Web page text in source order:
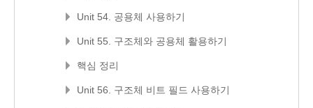
Unit 54. 공용체 사용하기
Unit 55. 구조체와 공용체 활용하기
핵심 정리
Unit 56. 구조체 비트 필드 사용하기